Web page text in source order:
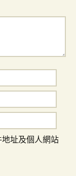
址及個人網站